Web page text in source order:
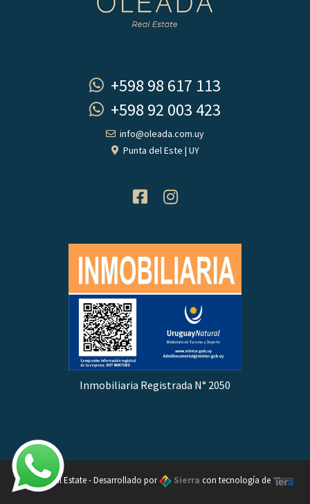
+598 98 617 113
+598 92 003 423
info@oleada.com.uy
Punta del Este | UY
Inmobiliaria Registrada N° 2050
Oleada Real Estate - Desarrollado por Sierra con tecnología de